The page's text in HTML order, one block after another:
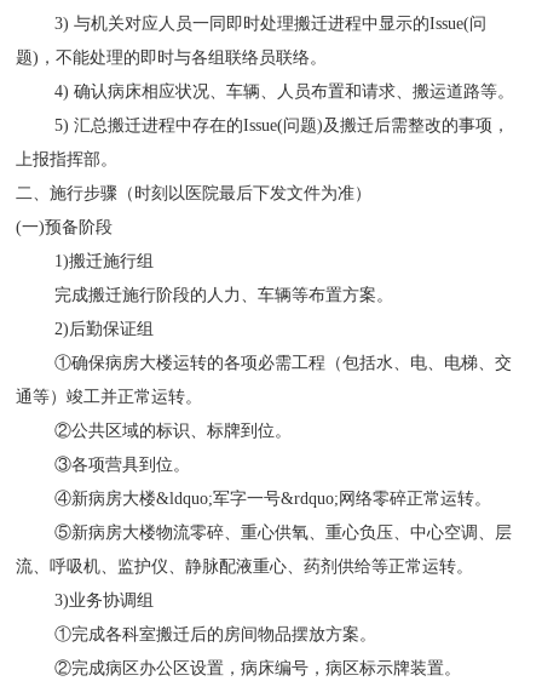
3) 与机关对应人员一同即时处理搬迁进程中显示的Issue(问
题)，不能处理的即时与各组联络员联络。
4) 确认病床相应状况、车辆、人员布置和请求、搬运道路等。
5) 汇总搬迁进程中存在的Issue(问题)及搬迁后需整改的事项，
上报指挥部。
二、施行步骤（时刻以医院最后下发文件为准）
(一)预备阶段
1)搬迁施行组
完成搬迁施行阶段的人力、车辆等布置方案。
2)后勤保证组
①确保病房大楼运转的各项必需工程（包括水、电、电梯、交
通等）竣工并正常运转。
②公共区域的标识、标牌到位。
③各项营具到位。
④新病房大楼&ldquo;军字一号&rdquo;网络零碎正常运转。
⑤新病房大楼物流零碎、重心供氧、重心负压、中心空调、层
流、呼吸机、监护仪、静脉配液重心、药剂供给等正常运转。
3)业务协调组
①完成各科室搬迁后的房间物品摆放方案。
②完成病区办公区设置，病床编号，病区标示牌装置。